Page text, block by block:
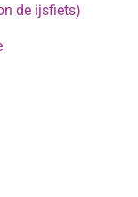
de ijsfiets)